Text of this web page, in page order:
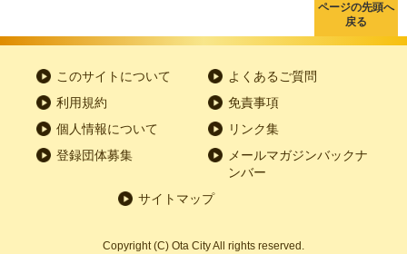
ページの先頭へ
戻る
このサイトについて
よくあるご質問
利用規約
免責事項
個人情報について
リンク集
登録団体募集
メールマガジンバックナ
ンバー
サイトマップ
Copyright(C) Ota City All rights reserved.